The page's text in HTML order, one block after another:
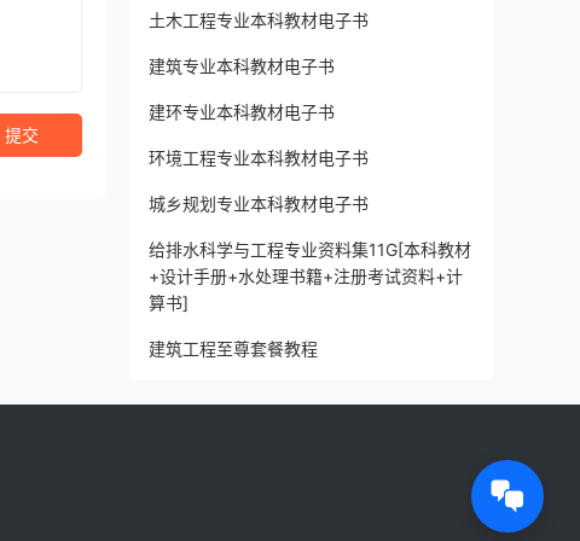
提交
土木工程专业本科教材电子书
建筑专业本科教材电子书
建环专业本科教材电子书
环境工程专业本科教材电子书
城乡规划专业本科教材电子书
给排水科学与工程专业资料集11G[本科教材
+设计手册+水处理书籍+注册考试资料+计
算书]
建筑工程至尊套餐教程